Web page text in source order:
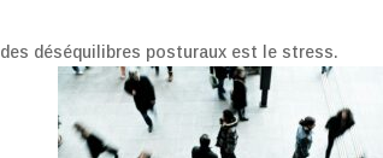
déséquilibres posturaux est le stress.